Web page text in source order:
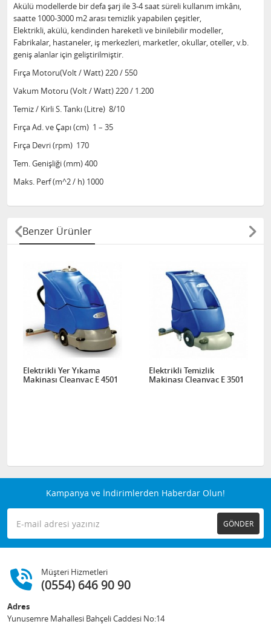
Akülü modellerde bir defa şarj ile 3-4 saat süreli kullanım imkânı,
saatte 1000-3000 m2 arası temizlik yapabilen çeşitler,
Elektrikli, akülü, kendinden hareketli ve binilebilir modeller,
Fabrikalar, hastaneler, iş merkezleri, marketler, okullar, oteller, v.b.
geniş alanlar için geliştirilmiştir.
Fırça Motoru(Volt / Watt) 220 / 550
Vakum Motoru (Volt / Watt) 220 / 1.200
Temiz / Kirli S. Tankı (Litre) 8/10
Fırça Ad. ve Çapı (cm) 1 – 35
Fırça Devri (rpm) 170
Tem. Genişliği (mm) 400
Maks. Perf (m^2 / h) 1000
Benzer Ürünler
Elektrikli Yer Yıkama
Makinası Cleanvac E 4501
Elektrikli Temizlik
Makinası Cleanvac E 3501
Kampanya ve İndirimlerden Haberdar Olun!
GÖNDER
Müşteri Hizmetleri
(0554) 646 90 90
Adres
Yunusemre Mahallesi Bahçeli Caddesi No:14